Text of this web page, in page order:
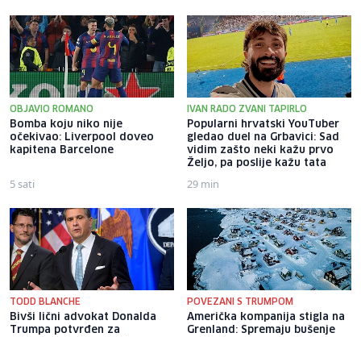
OBJAVIO ROMANO
Bomba koju niko nije
očekivao: Liverpool doveo
kapitena Barcelone
5 sati
IVAN RADO ZVANI TAPIRLO
Popularni hrvatski YouTuber
gledao duel na Grbavici: Sad
vidim zašto neki kažu prvo
Željo, pa poslije kažu tata
29 min
TODD BLANCHE
Bivši lični advokat Donalda
Trumpa potvrđen za
POVEZANI S TRUMPOM
Američka kompanija stigla na
Grenland: Spremaju bušenje